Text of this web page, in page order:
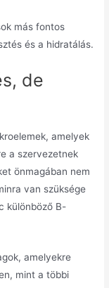
más fontos
és a hidratálás.
de
amelyek
a szervezetnek
önmagában nem
van szüksége
különböző B-
amelyekre
mint a többi